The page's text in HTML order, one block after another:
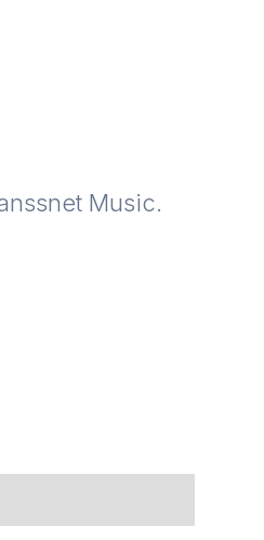
Music.